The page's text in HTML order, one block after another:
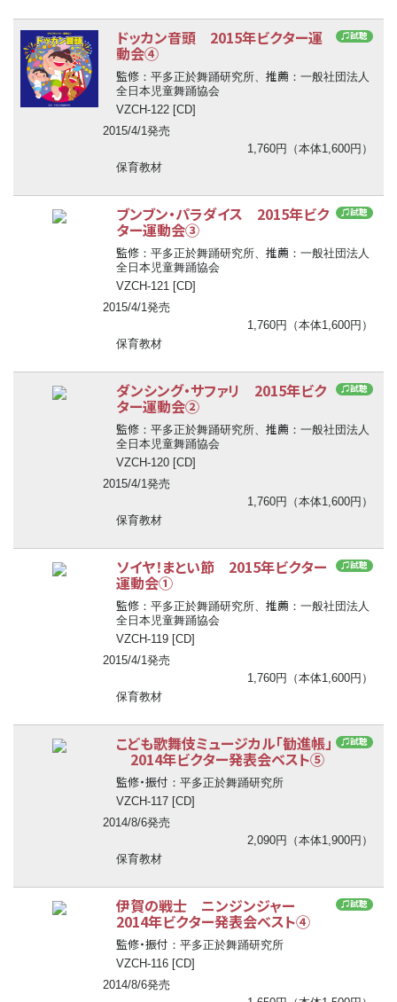
♫試聴
ドッカン音頭 2015年ビクター運
動会④
監修 ：平多正於舞踊研究所、 推薦 ：一般社団法人
全日本児童舞踊協会
VZCH-122 [CD]
2015/4/1発売
1,760円（本体1,600円）
保育教材
♫試聴
ブンブン・パラダイス 2015年ビク
ター運動会③
監修 ：平多正於舞踊研究所、 推薦 ：一般社団法人
全日本児童舞踊協会
VZCH-121 [CD]
2015/4/1発売
1,760円（本体1,600円）
保育教材
♫試聴
ダンシング・サファリ 2015年ビク
ター運動会②
監修 ：平多正於舞踊研究所、 推薦 ：一般社団法人
全日本児童舞踊協会
VZCH-120 [CD]
2015/4/1発売
1,760円（本体1,600円）
保育教材
♫試聴
ソイヤ！まとい節 2015年ビクター
運動会①
監修 ：平多正於舞踊研究所、 推薦 ：一般社団法人
全日本児童舞踊協会
VZCH-119 [CD]
2015/4/1発売
1,760円（本体1,600円）
保育教材
♫試聴
こども歌舞伎ミュージカル「勧進帳」
2014年ビクター発表会ベスト⑤
監修・振付 ：平多正於舞踊研究所
VZCH-117 [CD]
2014/8/6発売
2,090円（本体1,900円）
保育教材
♫試聴
伊賀の戦士 ニンジンジャー
2014年ビクター発表会ベスト④
監修・振付 ：平多正於舞踊研究所
VZCH-116 [CD]
2014/8/6発売